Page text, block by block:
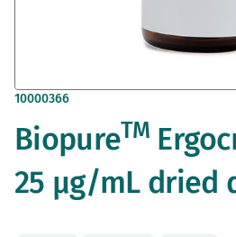
Saltar
comienzo
de
galería
10000366
BiopureTM
25 µg/mL dried